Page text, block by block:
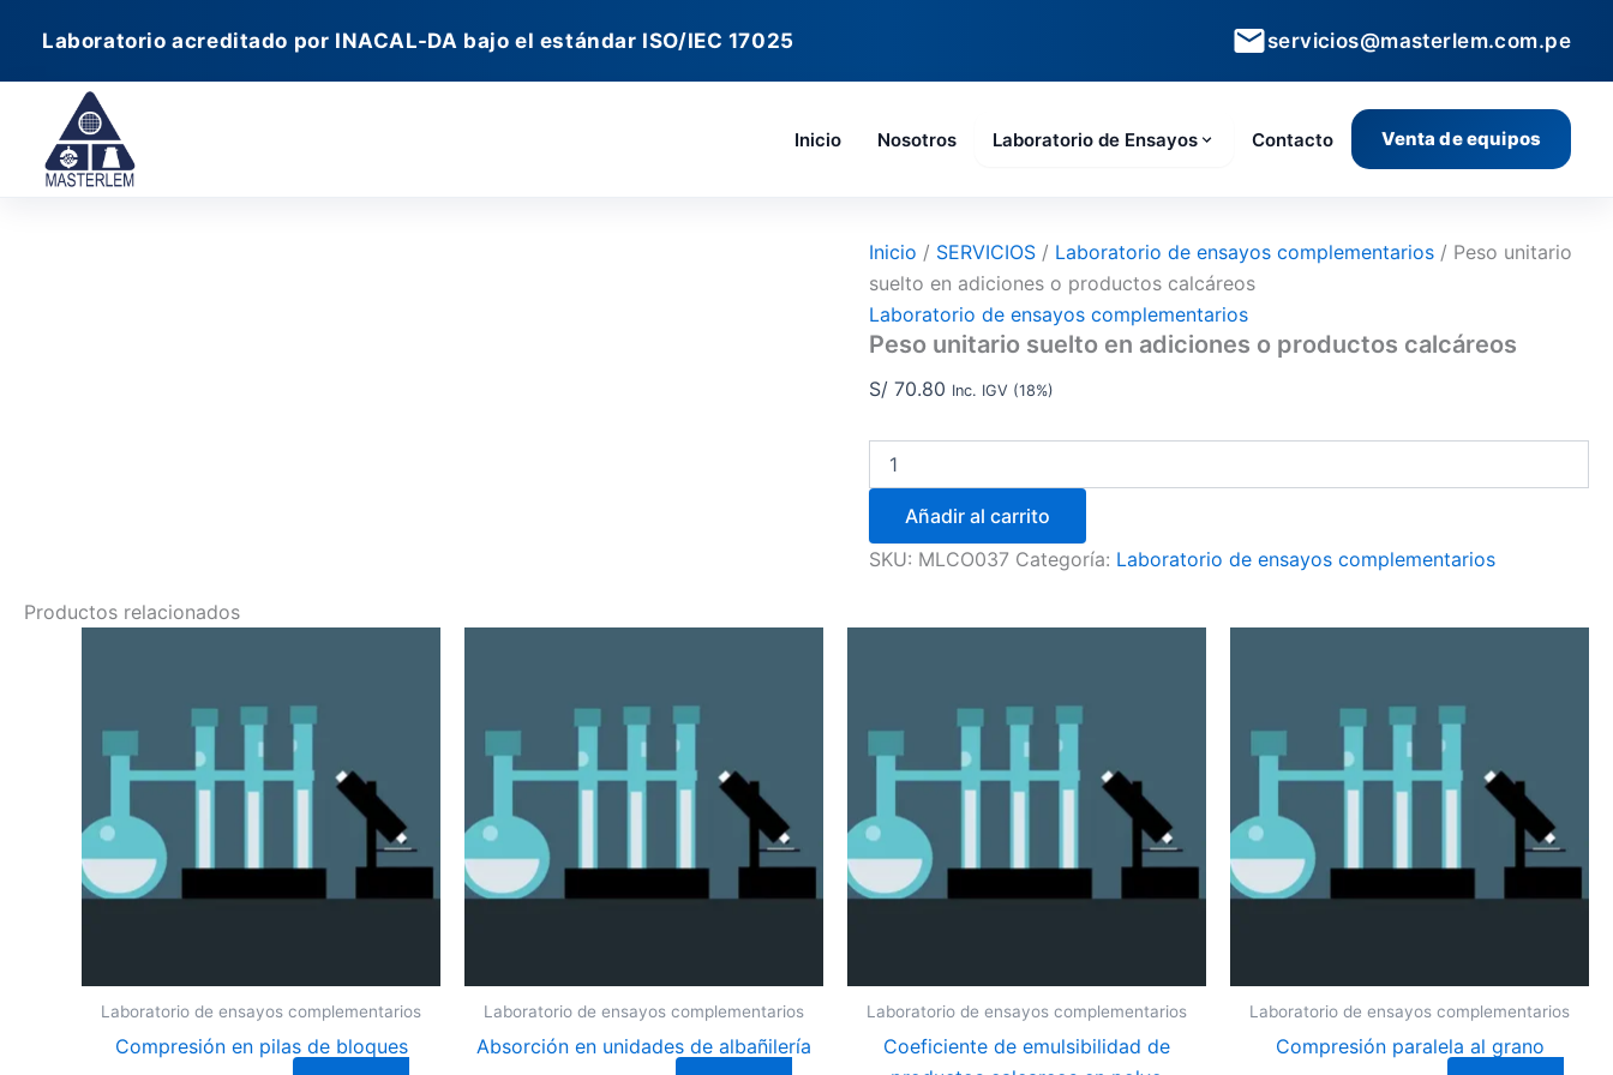
contenido
Laboratorio acreditado por INACAL-DA bajo el estándar ISO/IEC 17025 servicios@masterlem.com.pe
Inicio Nosotros Laboratorio de Ensayos Contacto Venta de equipos
Inicio / SERVICIOS / Laboratorio de ensayos complementarios / Peso unitario
suelto en adiciones o productos calcáreos
Laboratorio de ensayos complementarios
Peso unitario suelto en adiciones o productos calcáreos
S/ 70.80 Inc. IGV (18%)
en
productos
Añadir al carrito
SKU: MLCO037 Categoría: Laboratorio de ensayos complementarios
Productos relacionados
Laboratorio de ensayos complementarios
Compresión en pilas de bloques
Laboratorio de ensayos complementarios
Absorción en unidades de albañilería
Laboratorio de ensayos complementarios
Coeficiente de emulsibilidad de
Laboratorio de ensayos complementarios
Compresión paralela al grano